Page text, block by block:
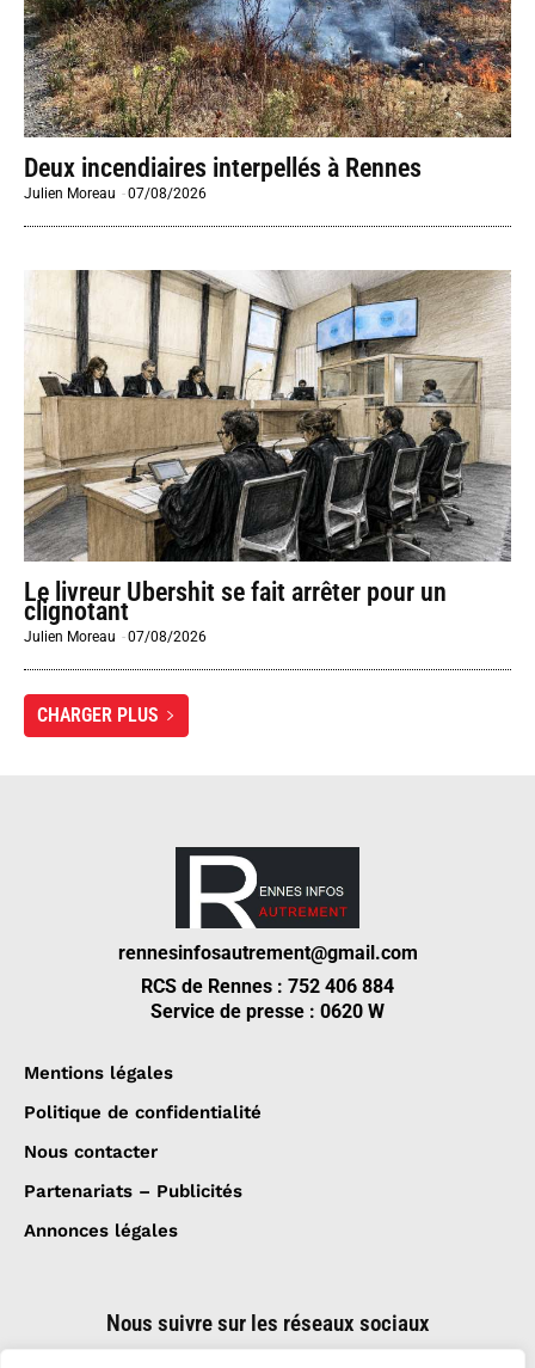
Deux incendiaires interpellés à Rennes
Julien Moreau -07/08/2026
Le livreur Ubershit se fait arrêter pour un
clignotant
Julien Moreau -07/08/2026
CHARGER PLUS
rennesinfosautrement@gmail.com
RCS de Rennes : 752 406 884
Service de presse : 0620 W
Mentions légales
Politique de confidentialité
Nous contacter
Partenariats – Publicités
Annonces légales
Nous suivre sur les réseaux sociaux